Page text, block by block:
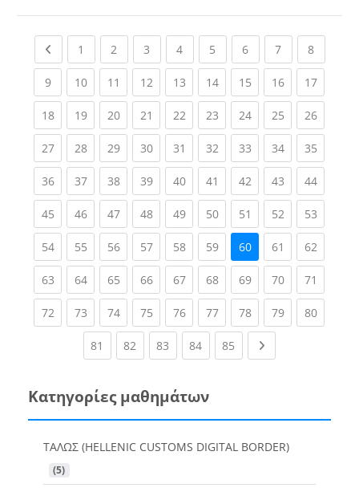
Previous page
1 (current)
2 (current)
3 (current)
4(current)
5 (current)
6(current)
7(current)
8(current)
9(current)
10(current)
11 (current)
12(current)
13(current)
14(current)
15(current)
16(current)
17
18(current)
19(current)
20(current)
21 (current)
22(current)
23(current)
24(current)
25(current)
26
27(current)
28(current)
29(current)
30(current)
31 (current)
32(current)
33(current)
34(current)
35
36(current)
37(current)
38(current)
39(current)
40(current)
41 (current)
42(current)
43(current)
44
45(current)
46(current)
47(current)
48(current)
49(current)
50(current)
51 (current)
52(current)
53
54(current)
55(current)
56(current)
57(current)
58(current)
59(current)
60 61 (current)
62
63(current)
64(current)
65(current)
66(current)
67(current)
68(current)
69(current)
70(current)
71
72(current)
73(current)
74(current)
75(current)
76(current)
77(current)
78(current)
79(current)
80
81 (current)
82 (current)
83 (current)
84(current)
85 (current)Next page
Κατηγορίες μαθημάτων
ΤΑΛΩΣ (HELLENIC CUSTOMS DIGITAL BORDER)
(5)